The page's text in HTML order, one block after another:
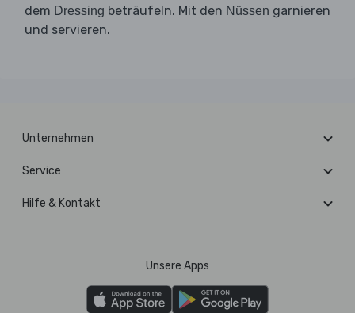
dem Dressing beträufeln. Mit den Nüssen garnieren
und servieren.
Unternehmen
Service
Hilfe & Kontakt
Unsere Apps